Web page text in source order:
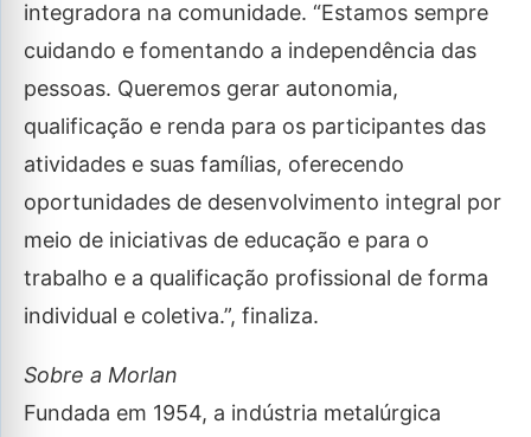
integradora na comunidade. “Estamos sempre
cuidando e fomentando a independência das
pessoas. Queremos gerar autonomia,
qualificação e renda para os participantes das
atividades e suas famílias, oferecendo
oportunidades de desenvolvimento integral por
meio de iniciativas de educação e para o
trabalho e a qualificação profissional de forma
individual e coletiva.”, finaliza.
Sobre a Morlan
Fundada em 1954, a indústria metalúrgica